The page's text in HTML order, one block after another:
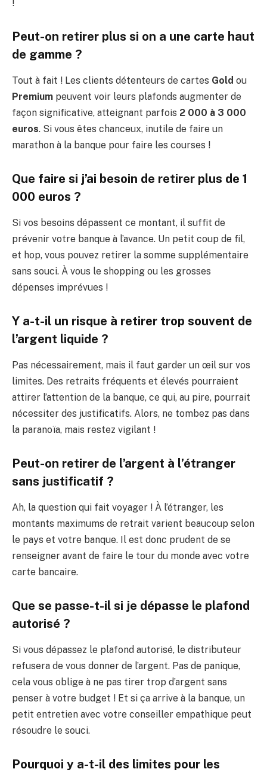
!
Peut-on retirer plus si on a une carte haut
de gamme ?
Tout à fait ! Les clients détenteurs de cartes Gold ou
Premium peuvent voir leurs plafonds augmenter de
façon significative, atteignant parfois 2 000 à 3 000
euros. Si vous êtes chanceux, inutile de faire un
marathon à la banque pour faire les courses !
Que faire si j’ai besoin de retirer plus de 1
000 euros ?
Si vos besoins dépassent ce montant, il suffit de
prévenir votre banque à l’avance. Un petit coup de fil,
et hop, vous pouvez retirer la somme supplémentaire
sans souci. À vous le shopping ou les grosses
dépenses imprévues !
Y a-t-il un risque à retirer trop souvent de
l’argent liquide ?
Pas nécessairement, mais il faut garder un œil sur vos
limites. Des retraits fréquents et élevés pourraient
attirer l’attention de la banque, ce qui, au pire, pourrait
nécessiter des justificatifs. Alors, ne tombez pas dans
la paranoïa, mais restez vigilant !
Peut-on retirer de l’argent à l’étranger
sans justificatif ?
Ah, la question qui fait voyager ! À l’étranger, les
montants maximums de retrait varient beaucoup selon
le pays et votre banque. Il est donc prudent de se
renseigner avant de faire le tour du monde avec votre
carte bancaire.
Que se passe-t-il si je dépasse le plafond
autorisé ?
Si vous dépassez le plafond autorisé, le distributeur
refusera de vous donner de l’argent. Pas de panique,
cela vous oblige à ne pas tirer trop d’argent sans
penser à votre budget ! Et si ça arrive à la banque, un
petit entretien avec votre conseiller empathique peut
résoudre le souci.
Pourquoi y a-t-il des limites pour les